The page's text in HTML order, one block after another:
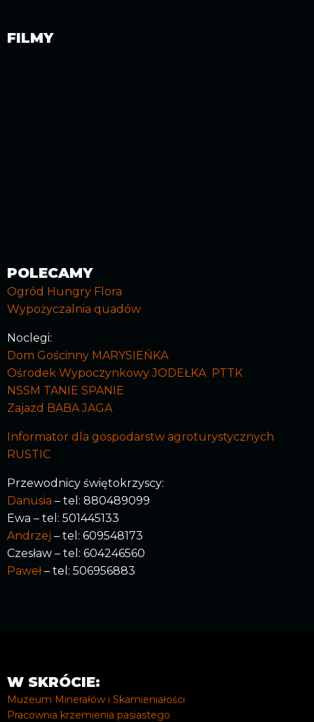
FILMY
POLECAMY
Ogród Hungry Flora
Wypożyczalnia quadów
Noclegi:
Dom Gościnny MARYSIEŃKA
Ośrodek Wypoczynkowy JODEŁKA PTTK
NSSM TANIE SPANIE
Zajazd BABA JAGA
Informator dla gospodarstw agroturystycznych
RUSTIC
Przewodnicy świętokrzyscy:
Danusia – tel: 880489099
Ewa – tel: 501445133
Andrzej – tel: 609548173
Czesław – tel: 604246560
Paweł– tel: 506956883
W SKRÓCIE:
Muzeum Minerałów i Skamieniałości
Pracownia krzemienia pasiastego